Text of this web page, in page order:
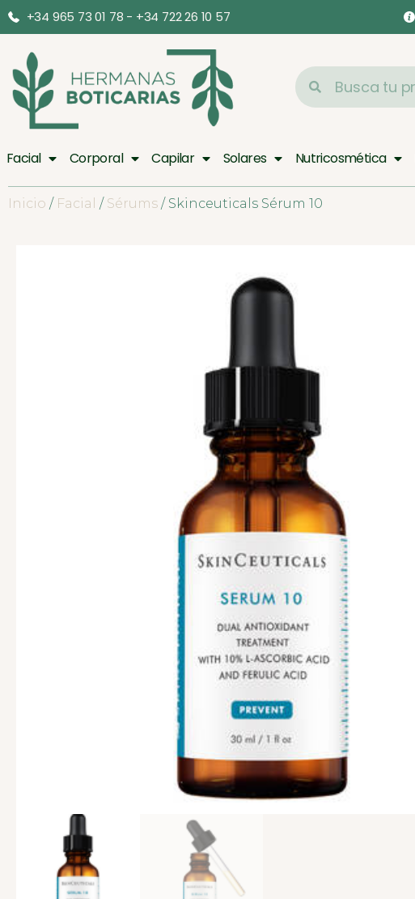
+34 965 73 01 78 - +34 722 26 10 57
Facial Corporal Capilar Solares Nutricosmética
Inicio / Facial / Sérums / Skinceuticals Sérum 10